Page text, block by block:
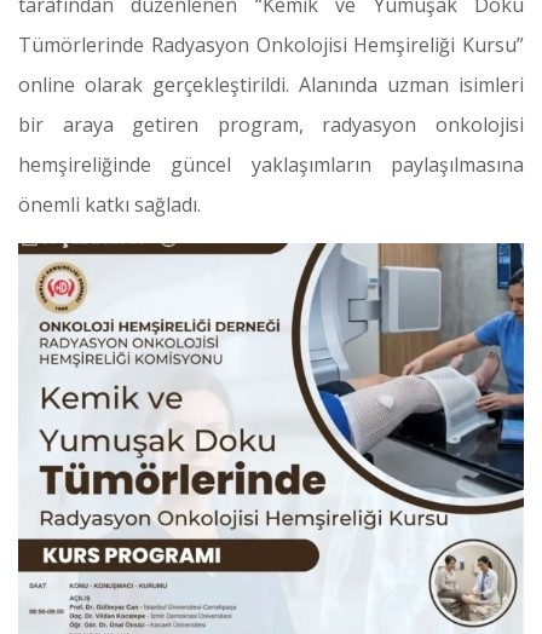
Tümörlerinde Radyasyon Onkolojisi Hemşireliği Kursu”
online olarak gerçekleştirildi. Alanında uzman isimleri
bir araya getiren program, radyasyon onkolojisi
hemşireliğinde güncel yaklaşımların paylaşılmasına
önemli katkı sağladı.